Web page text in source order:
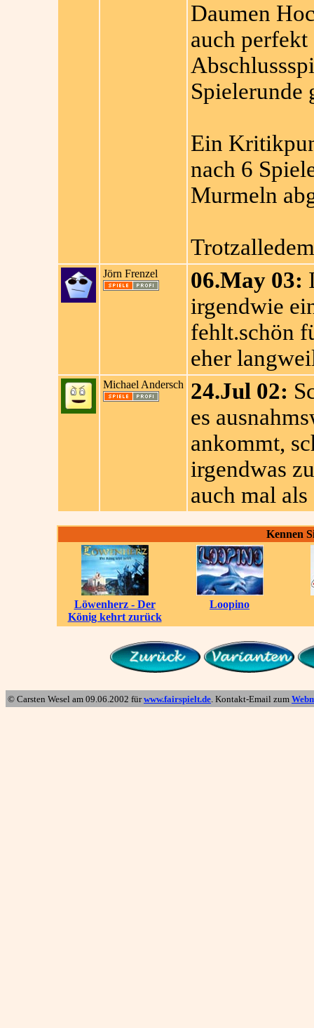
Daumen
auch
Spielerunde
Ein
nach 6
Murmeln
Jörn Frenzel 06.May 03:
irgendwie
fehlt.schön
eher
Michael Andersch 24.Jul 02:
es
ankommt,
irgendwas
auch mal
Kennen
Löwenherz - Der
König kehrt zurück
Loopino
© Carsten Wesel am 09.06.2002 fürwww.fairspielt.de. Kontakt-Email zum